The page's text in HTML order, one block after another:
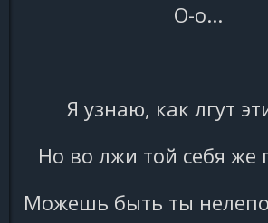
О-о...
Я узнаю, как лгут
Но во лжи той себя же
Можешь быть ты